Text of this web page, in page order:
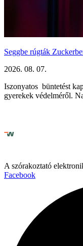
Seggbe rúgták
2026. 08. 07.
Iszonyatos büntetést
gyerekek védelméről.
A szórakoztató
Facebook